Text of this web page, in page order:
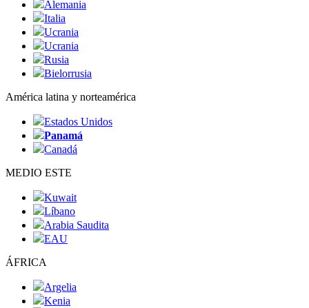
Alemania
Italia
Ucrania
Ucrania
Rusia
Bielorrusia
América latina y norteamérica
Estados Unidos
Panamá
Canadá
MEDIO ESTE
Kuwait
Líbano
Arabia Saudita
EAU
ÁFRICA
Argelia
Kenia